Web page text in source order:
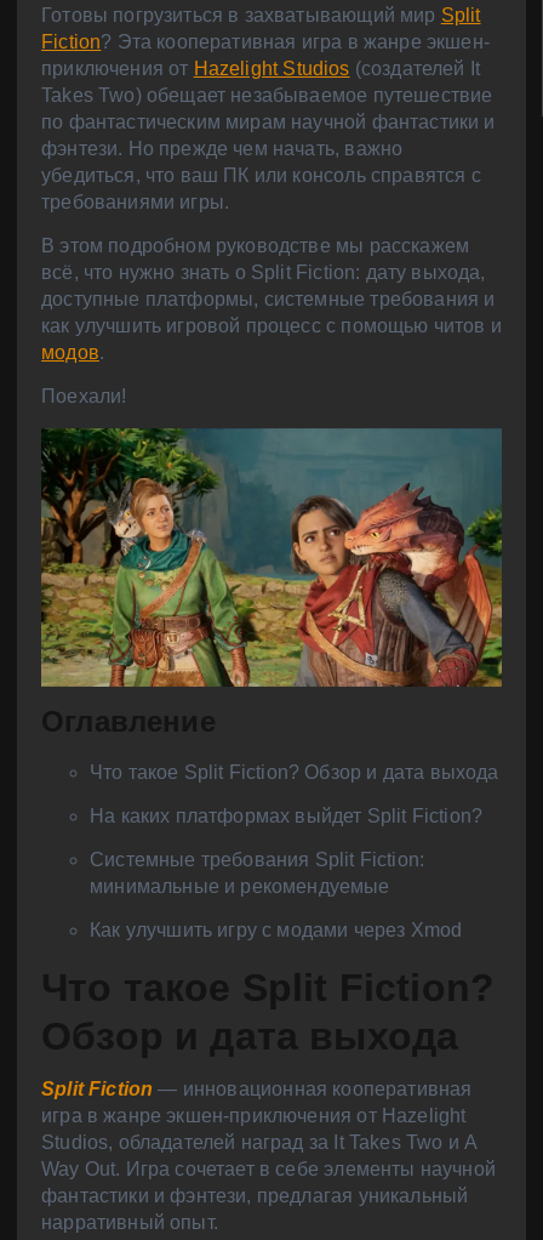
Готовы погрузиться в захватывающий мир Split
Fiction? Эта кооперативная игра в жанре экшен-
приключения от Hazelight Studios (создателей It
Takes Two) обещает незабываемое путешествие
по фантастическим мирам научной фантастики и
фэнтези. Но прежде чем начать, важно
убедиться, что ваш ПК или консоль справятся с
требованиями игры.
В этом подробном руководстве мы расскажем
всё, что нужно знать о Split Fiction: дату выхода,
доступные платформы, системные требования и
как улучшить игровой процесс с помощью читов и
модов.
Поехали!
Оглавление
Что такое Split Fiction? Обзор и дата выхода
На каких платформах выйдет Split Fiction?
Системные требования Split Fiction:
минимальные и рекомендуемые
Как улучшить игру с модами через Xmod
Что такое Split Fiction?
Обзор и дата выхода
Split Fiction — инновационная кооперативная
игра в жанре экшен-приключения от Hazelight
Studios, обладателей наград за It Takes Two и A
Way Out. Игра сочетает в себе элементы научной
фантастики и фэнтези, предлагая уникальный
нарративный опыт.